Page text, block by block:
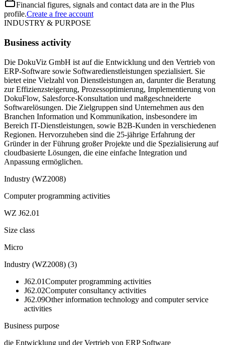
Financial figures, signals and contact data are in the Plus
profile.Create a free account
INDUSTRY & PURPOSE
Business activity
Die DokuViz GmbH ist auf die Entwicklung und den Vertrieb von
ERP-Software sowie Softwaredienstleistungen spezialisiert. Sie
bietet eine Vielzahl von Dienstleistungen an, darunter die Beratung
zur Effizienzsteigerung, Prozessoptimierung, Implementierung von
DokuFlow, Salesforce-Konsultation und maßgeschneiderte
Softwarelösungen. Die Zielgruppen sind Unternehmen aus den
Branchen Information und Kommunikation, insbesondere im
Bereich IT-Dienstleistungen, sowie B2B-Kunden in verschiedenen
Regionen. Hervorzuheben sind die 25-jährige Erfahrung der
Gründer in der Führung großer Projekte und die Spezialisierung auf
cloudbasierte Lösungen, die eine einfache Integration und
Anpassung ermöglichen.
Industry (WZ2008)
Computer programming activities
WZ J62.01
Size class
Micro
Industry (WZ2008) (3)
J62.01Computer programming activities
J62.02Computer consultancy activities
J62.09Other information technology and computer service
activities
Business purpose
die Entwicklung und der Vertrieb von ERP Software